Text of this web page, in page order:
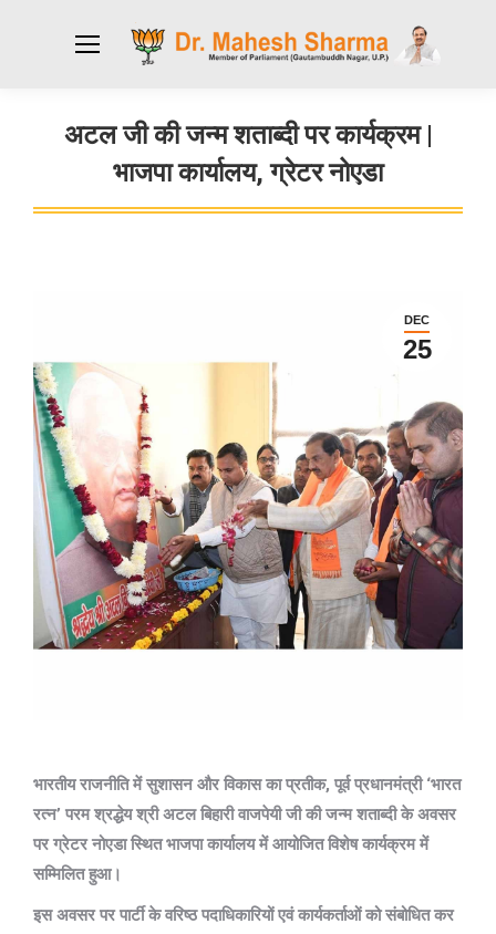
अटल जी की जन्म शताब्दी पर कार्यक्रम |
भाजपा कार्यालय, ग्रेटर नोएडा
You are here:
DEC
25
भारतीय राजनीति में सुशासन और विकास का प्रतीक, पूर्व प्रधानमंत्री ‘भारत
रत्न’ परम श्रद्धेय श्री अटल बिहारी वाजपेयी जी की जन्म शताब्दी के अवसर
पर ग्रेटर नोएडा स्थित भाजपा कार्यालय में आयोजित विशेष कार्यक्रम में
सम्मिलित हुआ।
इस अवसर पर पार्टी के वरिष्ठ पदाधिकारियों एवं कार्यकर्ताओं को संबोधित कर